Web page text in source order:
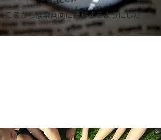
ここから検索画面に遷移するようにした
い。